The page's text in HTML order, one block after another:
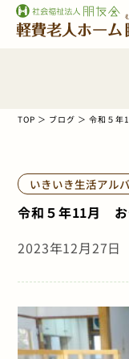
TOP ブログ 令和５
いきいき生活アル
令和５年11月 お
2023年12月27日